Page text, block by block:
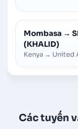
Mombasa →
(KHALID)
Kenya → United
Các tuyến